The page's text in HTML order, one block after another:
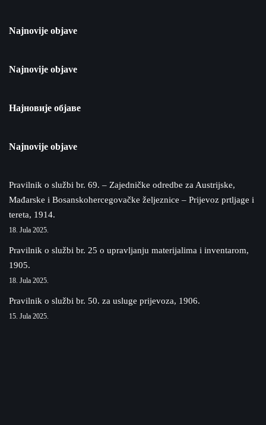
Najnovije objave
Najnovije objave
Најновије објаве
Najnovije objave
Pravilnik o službi br. 69. – Zajedničke odredbe za Austrijske,
Mađarske i Bosanskohercegovačke željeznice – Prijevoz prtljage i
tereta, 1914.
18. Jula 2025.
Pravilnik o službi br. 25 o upravljanju materijalima i inventarom,
1905.
18. Jula 2025.
Pravilnik o službi br. 50. za usluge prijevoza, 1906.
15. Jula 2025.